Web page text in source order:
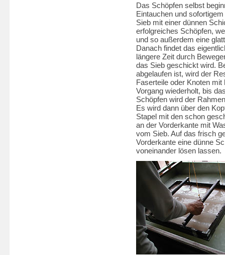
Das Schöpfen selbst
Eintauchen und
Sieb mit einer dünnen
erfolgreiches Schöpfen,
und so außerdem eine
Danach findet das
längere Zeit durch
das Sieb geschickt wird.
abgelaufen ist, wird der
Faserteile oder Knoten
Vorgang wiederholt, bis
Schöpfen wird der
Es wird dann über den
Stapel mit den schon
an der Vorderkante mit
vom Sieb. Auf das frisch
Vorderkante eine dünne
voneinander lösen lassen.